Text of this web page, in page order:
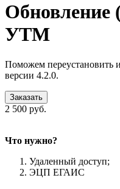
Обновление
УТМ
Поможем переустановить
версии 4.2.0.
Заказать
2 500 руб.
Что нужно?
Удаленный доступ;
ЭЦП ЕГАИС